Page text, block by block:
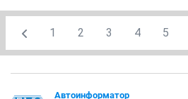
1 2 3 4 5
Автоинформатор